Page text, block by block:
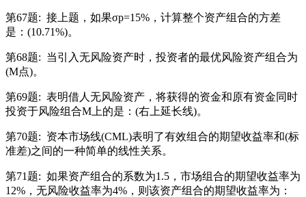
第67题: 接上题，如果σp=15%，计算整个资产组合的方差
是：(10.71%)。
第68题: 当引入无风险资产时，投资者的最优风险资产组合为
(M点)。
第69题: 表明借人无风险资产，将获得的资金和原有资金同时
投资于风险组合M上的是：(右上延长线)。
第70题: 资本市场线(CML)表明了有效组合的期望收益率和(标
准差)之间的一种简单的线性关系。
第71题: 如果资产组合的系数为1.5，市场组合的期望收益率为
12%，无风险收益率为4%，则该资产组合的期望收益率为：